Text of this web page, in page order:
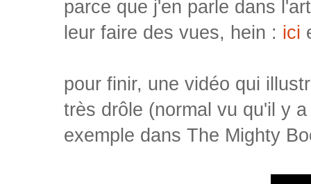
parce que j'en parle dans
leur faire des vues, hein : ici
pour finir, une vidéo qui
très drôle (normal vu qu'il y
exemple dans The Mighty